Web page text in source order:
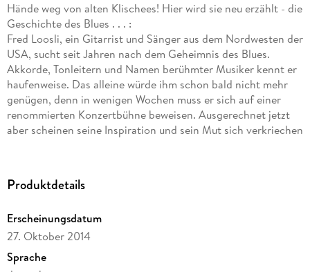
Hände weg von alten Klischees! Hier wird sie neu erzählt - die
Geschichte des Blues . . . :
Fred Loosli, ein Gitarrist und Sänger aus dem Nordwesten der
USA, sucht seit Jahren nach dem Geheimnis des Blues.
Akkorde, Tonleitern und Namen berühmter Musiker kennt er
haufenweise. Das alleine würde ihm schon bald nicht mehr
genügen, denn in wenigen Wochen muss er sich auf einer
renommierten Konzertbühne beweisen. Ausgerechnet jetzt
aber scheinen seine Inspiration und sein Mut sich verkriechen
afroamerikanischen Musikseele, nimmt den Schweizer
Expedition - und provoziert so ein skurriles Gedanken-
Abenteuer. Die beiden verwickeln sich in hitzige Debatten,
begegnen allerhand Stars der Blues- und Rockgeschichte -
und werden am Schluss im Traum von der legendärsten aller
Produktdetails
Erscheinungsdatum
27. Oktober 2014
Sprache